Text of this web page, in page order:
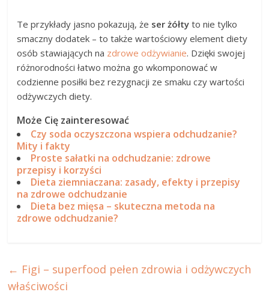
Te przykłady jasno pokazują, że ser żółty to nie tylko
smaczny dodatek – to także wartościowy element diety
osób stawiających na zdrowe odżywianie. Dzięki swojej
różnorodności łatwo można go wkomponować w
codzienne posiłki bez rezygnacji ze smaku czy wartości
odżywczych diety.
Może Cię zainteresować
Czy soda oczyszczona wspiera odchudzanie?
Mity i fakty
Proste sałatki na odchudzanie: zdrowe
przepisy i korzyści
Dieta ziemniaczana: zasady, efekty i przepisy
na zdrowe odchudzanie
Dieta bez mięsa – skuteczna metoda na
zdrowe odchudzanie?
← Figi – superfood pełen zdrowia i odżywczych
właściwości